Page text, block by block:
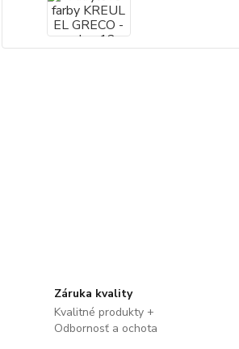
Záruka kvality
Kvalitné produkty +
Odbornosť a ochota